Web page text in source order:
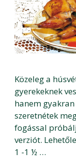
Közeleg a
gyerekeknek
hanem
szeretnétek
fogással
verziót.
1 -1 ½ …